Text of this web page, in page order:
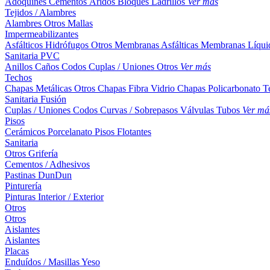
Tejidos / Alambres
Alambres Otros Mallas
Impermeabilizantes
Asfálticos Hidrófugos Otros Membranas Asfálticas Membranas
Sanitaria PVC
Anillos Caños Codos Cuplas / Uniones Otros Ver más
Techos
Chapas Metálicas Otros Chapas Fibra Vidrio Chapas Policarbonato
Sanitaria Fusión
Cuplas / Uniones Codos Curvas / Sobrepasos Válvulas Tubos Ver
Pisos
Cerámicos Porcelanato Pisos Flotantes
Sanitaria
Otros Grifería
Cementos / Adhesivos
Pastinas DunDun
Pinturería
Pinturas Interior / Exterior
Otros
Otros
Aislantes
Aislantes
Placas
Enduídos / MasillasYeso